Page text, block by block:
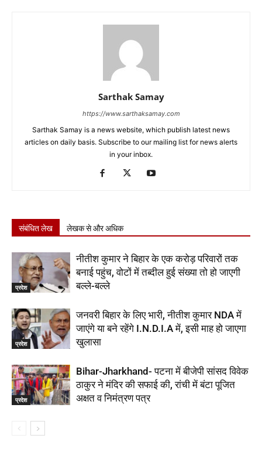
Sarthak Samay
https://www.sarthaksamay.com
Sarthak Samay is a news website, which publish latest news
articles on daily basis. Subscribe to our mailing list for news alerts
in your inbox.
संबंधित लेख लेखक से और अधिक
प्रदेश
नीतीश कुमार ने बिहार के एक करोड़ परिवारों तक
बनाई पहुंच, वोटों में तब्दील हुई संख्या तो हो जाएगी
बल्ले-बल्ले
प्रदेश
जनवरी बिहार के लिए भारी, नीतीश कुमार NDA में
जाएंगे या बने रहेंगे I.N.D.I.A में, इसी माह हो जाएगा
खुलासा
प्रदेश
Bihar-Jharkhand- पटना में बीजेपी सांसद विवेक
ठाकुर ने मंदिर की सफाई की, रांची में बंटा पूजित
अक्षत व निमंत्रण पत्र